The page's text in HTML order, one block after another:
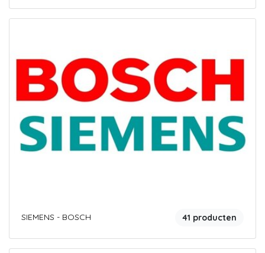
SIEMENS - BOSCH 41 producten